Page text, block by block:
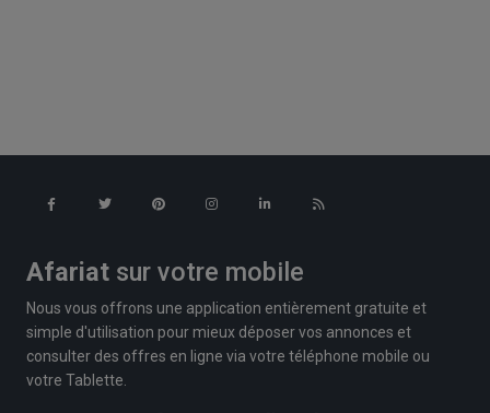
Afariat sur votre mobile
Nous vous offrons une application entièrement gratuite et
simple d'utilisation pour mieux déposer vos annonces et
consulter des offres en ligne via votre téléphone mobile ou
votre Tablette.